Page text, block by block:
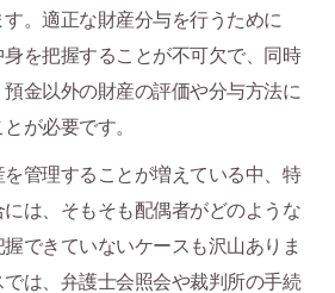
。適正な財産分与を行うために
を把握することが不可欠で、同時
金以外の財産の評価や分与方法に
が必要です。
管理することが増えている中、特
は、そもそも配偶者がどのような
できていないケースも沢山ありま
は、弁護士会照会や裁判所の手続